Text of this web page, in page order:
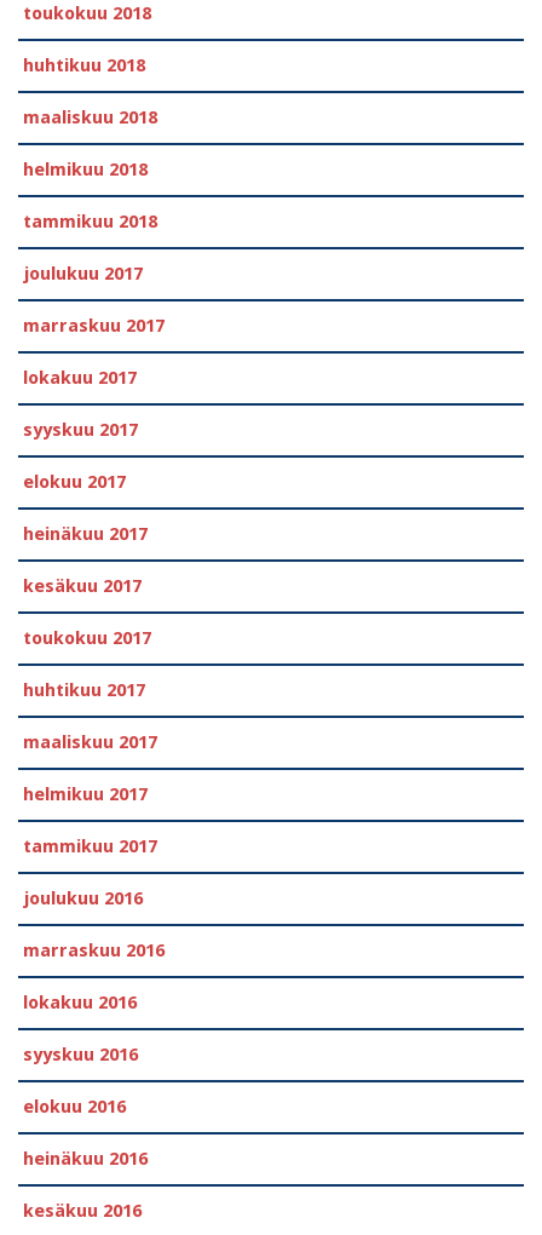
toukokuu 2018
huhtikuu 2018
maaliskuu 2018
helmikuu 2018
tammikuu 2018
joulukuu 2017
marraskuu 2017
lokakuu 2017
syyskuu 2017
elokuu 2017
heinäkuu 2017
kesäkuu 2017
toukokuu 2017
huhtikuu 2017
maaliskuu 2017
helmikuu 2017
tammikuu 2017
joulukuu 2016
marraskuu 2016
lokakuu 2016
syyskuu 2016
elokuu 2016
heinäkuu 2016
kesäkuu 2016